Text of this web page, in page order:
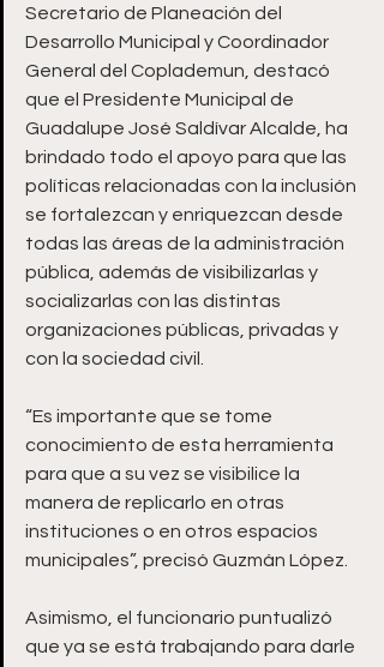
Secretario de Planeación del
Desarrollo Municipal y Coordinador
General del Coplademun, destacó
que el Presidente Municipal de
Guadalupe José Saldívar Alcalde, ha
brindado todo el apoyo para que las
políticas relacionadas con la inclusión
se fortalezcan y enriquezcan desde
todas las áreas de la administración
pública, además de visibilizarlas y
socializarlas con las distintas
organizaciones públicas, privadas y
con la sociedad civil.
“Es importante que se tome
conocimiento de esta herramienta
para que a su vez se visibilice la
manera de replicarlo en otras
instituciones o en otros espacios
municipales”, precisó Guzmán López.
Asimismo, el funcionario puntualizó
que ya se está trabajando para darle